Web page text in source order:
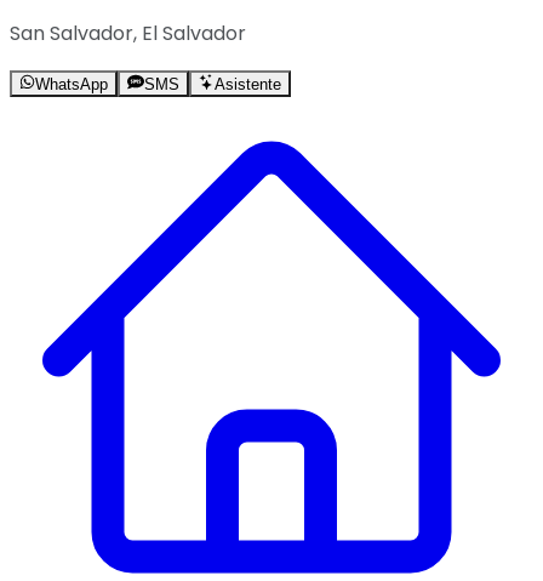
San Salvador, El Salvador
WhatsApp SMS Asistente